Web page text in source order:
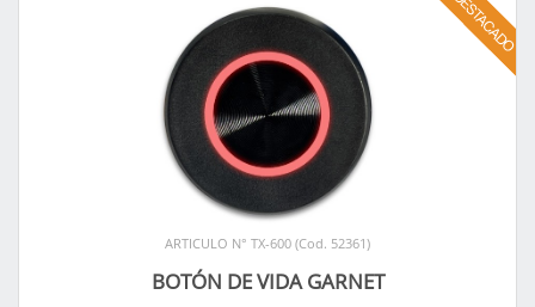
ARTICULO N° TX-600 (Cod. 52361)
BOTÓN DE VIDA GARNET